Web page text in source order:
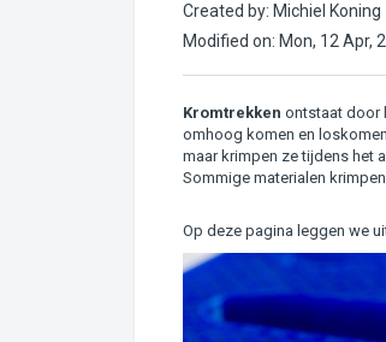
Created by: Michiel Koning
Modified on: Mon, 12 Apr,
Kromtrekken ontstaat door
omhoog komen en
maar krimpen ze tijdens het
Sommige materialen
Op deze pagina leggen we